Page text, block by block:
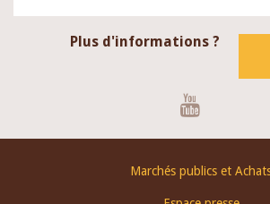
Plus d'informations ?
Marchés publics et